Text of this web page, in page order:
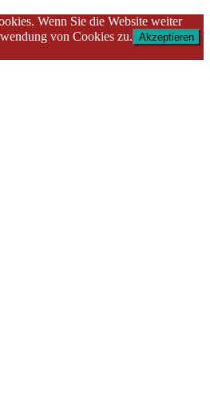
Wenn Sie die Website weiter
von Cookies zu. Akzeptieren